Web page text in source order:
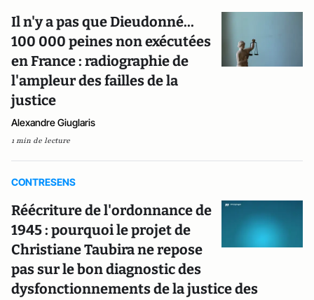
Il n'y a pas que Dieudonné...
100 000 peines non exécutées
en France : radiographie de
l'ampleur des failles de la
justice
Alexandre Giuglaris
1 min de lecture
CONTRESENS
Réécriture de l'ordonnance de
1945 : pourquoi le projet de
Christiane Taubira ne repose
pas sur le bon diagnostic des
dysfonctionnements de la justice des